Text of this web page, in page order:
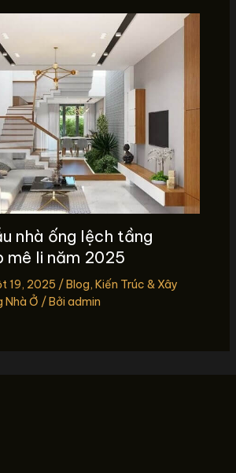
nhà ống lệch tầng
mê li năm 2025
19, 2025 / Blog, Kiến Trúc & Xây
Nhà Ở / Bởi admin